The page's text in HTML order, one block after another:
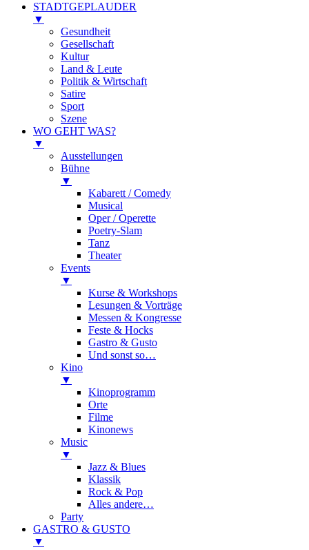
STADTGEPLAUDER
▼
Gesundheit
Gesellschaft
Kultur
Land & Leute
Politik & Wirtschaft
Satire
Sport
Szene
WO GEHT WAS?
▼
Ausstellungen
Bühne
▼
Kabarett / Comedy
Musical
Oper / Operette
Poetry-Slam
Tanz
Theater
Events
▼
Kurse & Workshops
Lesungen & Vorträge
Messen & Kongresse
Feste & Hocks
Gastro & Gusto
Und sonst so…
Kino
▼
Kinoprogramm
Orte
Filme
Kinonews
Music
▼
Jazz & Blues
Klassik
Rock & Pop
Alles andere…
Party
GASTRO & GUSTO
▼